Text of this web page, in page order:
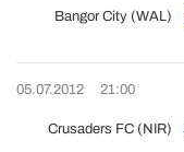
Bangor City (WAL)
05.07.2012 21:00
Crusaders FC (NIR)